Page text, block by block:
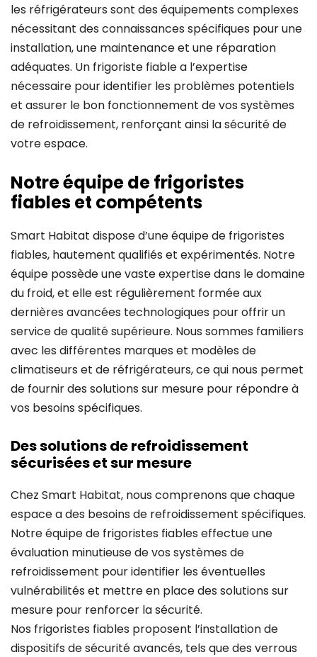
les réfrigérateurs sont des équipements complexes
nécessitant des connaissances spécifiques pour une
installation, une maintenance et une réparation
adéquates. Un frigoriste fiable a l’expertise
nécessaire pour identifier les problèmes potentiels
et assurer le bon fonctionnement de vos systèmes
de refroidissement, renforçant ainsi la sécurité de
votre espace.
Notre équipe de frigoristes
fiables et compétents
Smart Habitat dispose d’une équipe de frigoristes
fiables, hautement qualifiés et expérimentés. Notre
équipe possède une vaste expertise dans le domaine
du froid, et elle est régulièrement formée aux
dernières avancées technologiques pour offrir un
service de qualité supérieure. Nous sommes familiers
avec les différentes marques et modèles de
climatiseurs et de réfrigérateurs, ce qui nous permet
de fournir des solutions sur mesure pour répondre à
vos besoins spécifiques.
Des solutions de refroidissement
sécurisées et sur mesure
Chez Smart Habitat, nous comprenons que chaque
espace a des besoins de refroidissement spécifiques.
Notre équipe de frigoristes fiables effectue une
évaluation minutieuse de vos systèmes de
refroidissement pour identifier les éventuelles
vulnérabilités et mettre en place des solutions sur
mesure pour renforcer la sécurité.
Nos frigoristes fiables proposent l’installation de
dispositifs de sécurité avancés, tels que des verrous